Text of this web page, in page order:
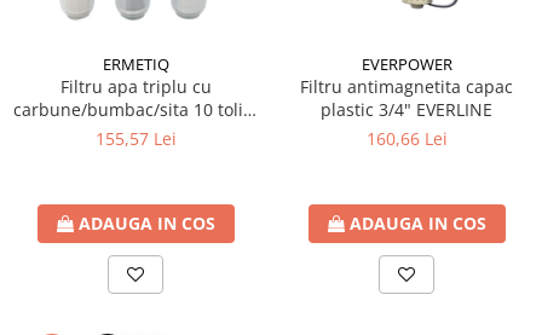
Mufa Cupru
Capac Cupru
Ocolire Cupru
Reductie Cupru
Semiolandez Cupru
Teava PPR
Fitinguri PPR
ERMETIQ
Filtru apa triplu cu
carbune/bumbac/sita 10 toli *
3/4'' ERMETIQ
155,57 Lei
ADAUGA IN COS
EVERPOWER
Filtru antimagnetita capac
plastic 3/4" EVERLINE
160,66 Lei
ADAUGA IN COS